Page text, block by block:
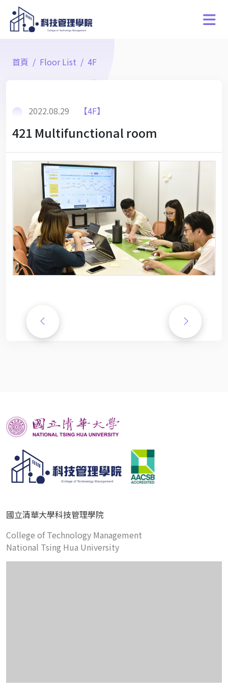
首頁 Floor List 4F
2022.08.29 【4F】
421 Multifunctional room
國立清華大學科技管理學院
College of Technology Management
National Tsing Hua University